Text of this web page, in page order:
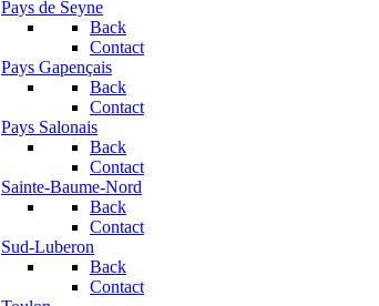
Pays de Seyne
Back
Contact
Pays Gapençais
Back
Contact
Pays Salonais
Back
Contact
Sainte-Baume-Nord
Back
Contact
Sud-Luberon
Back
Contact